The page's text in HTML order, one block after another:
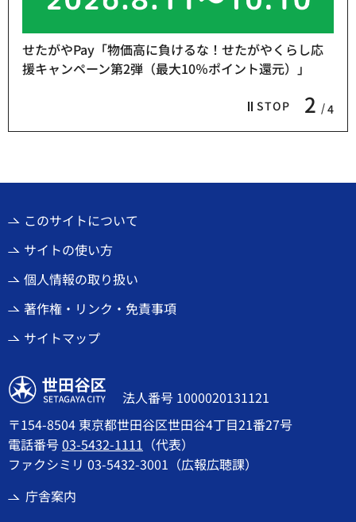
STOP 2 4
せたがやPay「物価高に負けるな！せたがやくらし応
援キャンペーン第2弾（最大10％ポイント還元）」
このサイトについて
サイトの使い方
個人情報の取り扱い
著作権・リンク・免責事項
サイトマップ
世田谷区
法人番号 1000020131121
〒154-8504 東京都世田谷区世田谷4丁目21番27号
電話番号03-5432-1111 （代表）
ファクシミリ 03-5432-3001（広報広聴課）
庁舎案内